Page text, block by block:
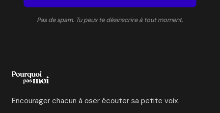
Pas de spam. Tu peux te désinscrire à tout moment.
Encourager chacun à oser écouter sa petite voix.